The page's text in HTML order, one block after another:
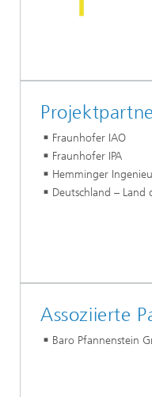
Fraunhofer IAO
Fraunhofer IPA
Hemminger
Deutschland – Land
Assoziierte
Baro Pfannenstein